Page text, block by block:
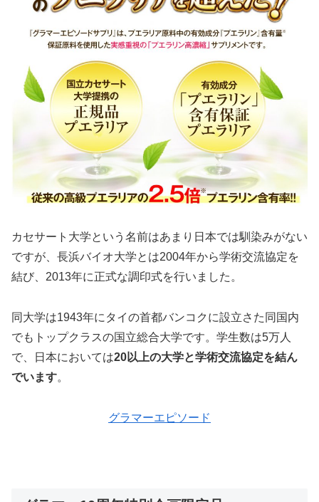
カセサート大学という名前はあまり日本では馴染みがない
ですが、長浜バイオ大学とは2004年から学術交流協定を
結び、2013年に正式な調印式を行いました。
同大学は1943年にタイの首都バンコクに設立さた同国内
でもトップクラスの国立総合大学です。学生数は5万人
で、日本においては20以上の大学と学術交流協定を結ん
でいます。
グラマーエピソード